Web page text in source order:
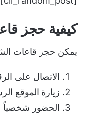
كيفية حجز
يمكن حجز قاعات
الاتصال على الرقم
زيارة الموقع
الحضور شخصياً